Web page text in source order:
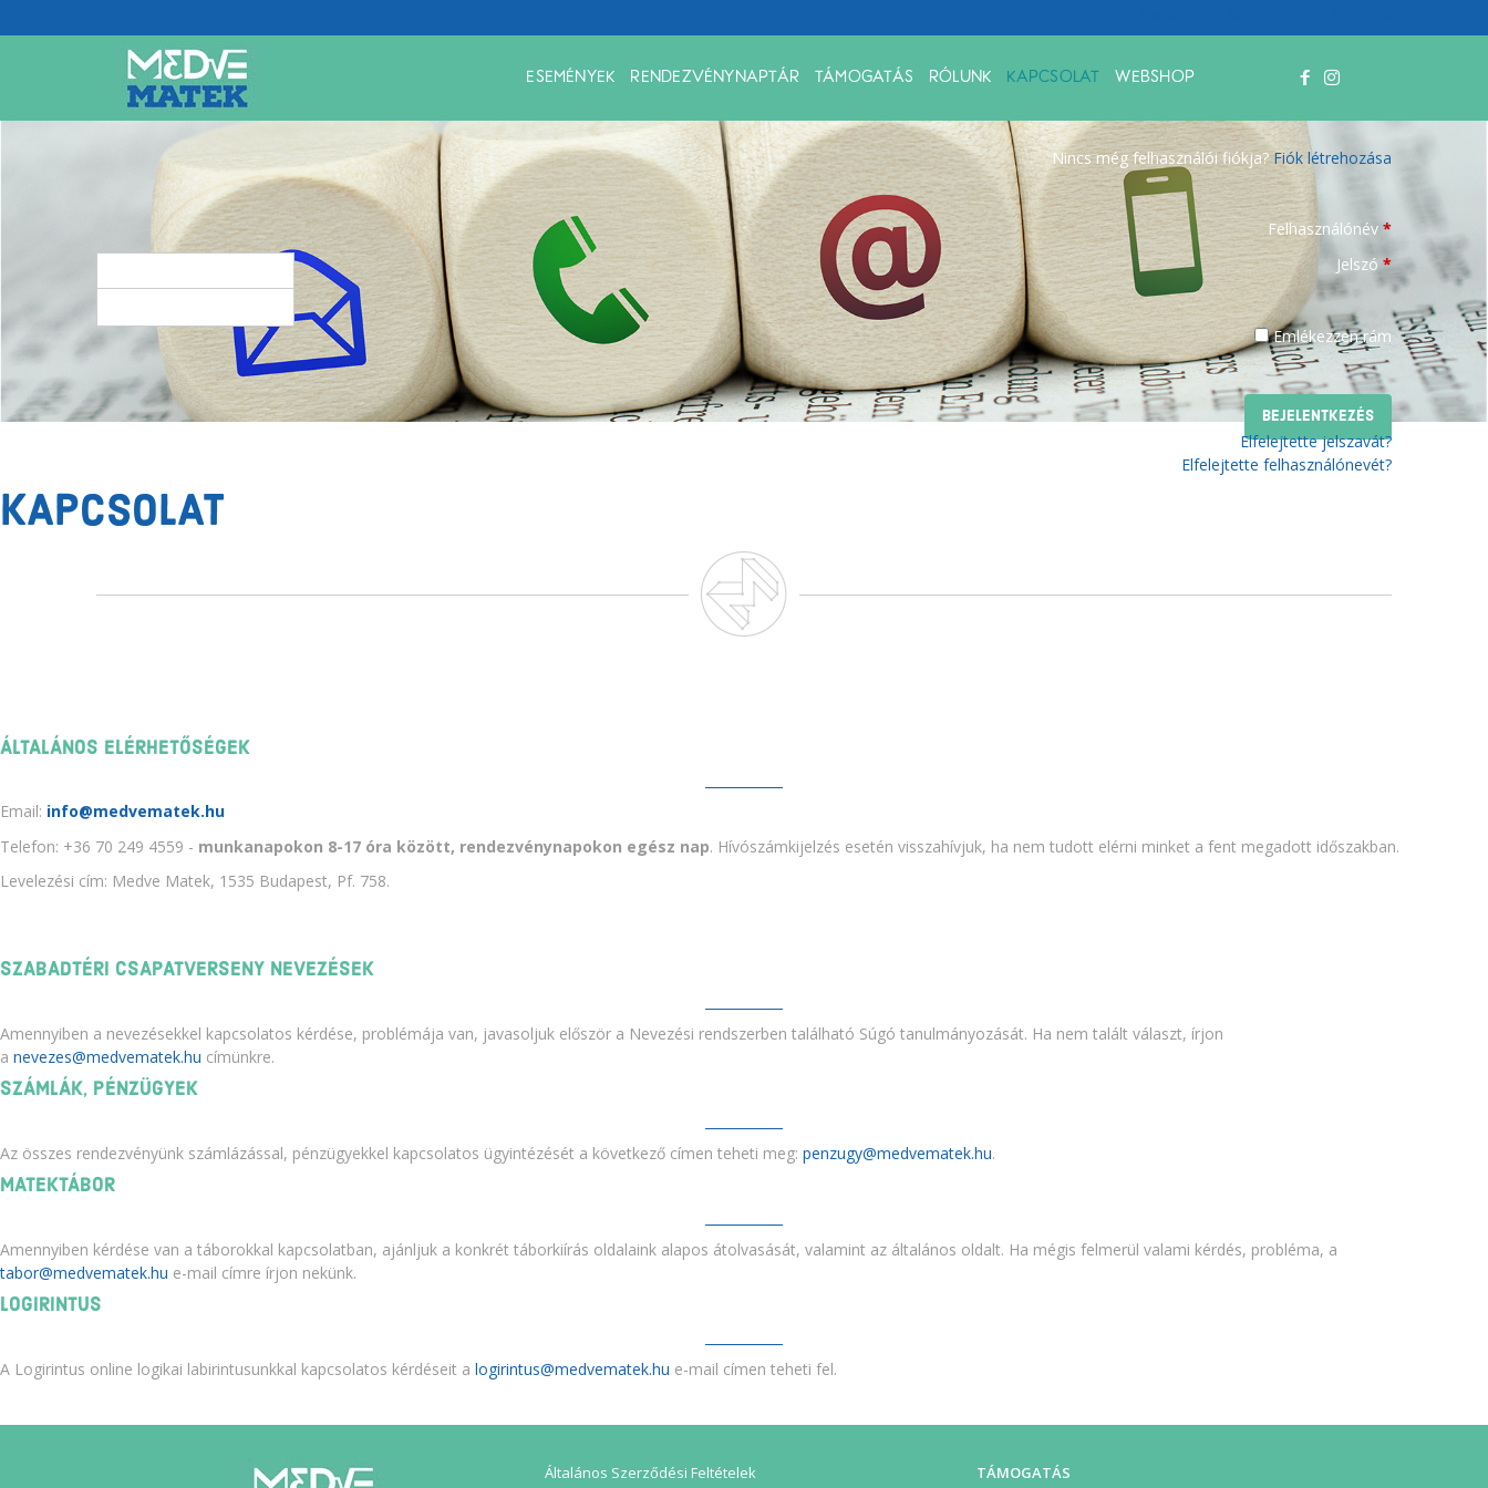
Nincs még felhasználói fiókja?Fiók létrehozása
Felhasználónév *
Jelszó *
Emlékezzen rám
Elfelejtette jelszavát?
Elfelejtette felhasználónevét?
ESEMÉNYEK RENDEZVÉNYNAPTÁR TÁMOGATÁS RÓLUNK KAPCSOLAT WEBSHOP
KAPCSOLAT
ÁLTALÁNOS ELÉRHETŐSÉGEK
Email: info@medvematek.hu
Telefon: +36 70 249 4559 - munkanapokon 8-17 óra között, rendezvénynapokon egész nap. Hívószámkijelzés esetén visszahívjuk, ha nem tudott elérni minket a fent megadott időszakban.
Levelezési cím: Medve Matek, 1535 Budapest, Pf. 758.
SZABADTÉRI CSAPATVERSENY NEVEZÉSEK
Amennyiben a nevezésekkel kapcsolatos kérdése, problémája van, javasoljuk először a Nevezési rendszerben található Súgó tanulmányozását. Ha nem talált választ, írjon
a
címünkre.
SZÁMLÁK, PÉNZÜGYEK
Az összes rendezvényünk számlázással, pénzügyekkel kapcsolatos ügyintézését a következő címen teheti meg: penzugy@medvematek.hu.
MATEKTÁBOR
Amennyiben kérdése van a táborokkal kapcsolatban, ajánljuk a konkrét táborkiírás oldalaink alapos átolvasását, valamint az általános oldalt. Ha mégis felmerül valami kérdés, probléma, a
e-mail címre írjon nekünk.
LOGIRINTUS
A Logirintus online logikai labirintusunkkal kapcsolatos kérdéseit a e-mail címen teheti fel.
Általános Szerződési Feltételek TÁMOGATÁS